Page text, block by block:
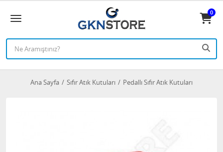
0
Ana Sayfa Sıfır Atık Kutuları Pedallı Sıfır Atık Kutuları